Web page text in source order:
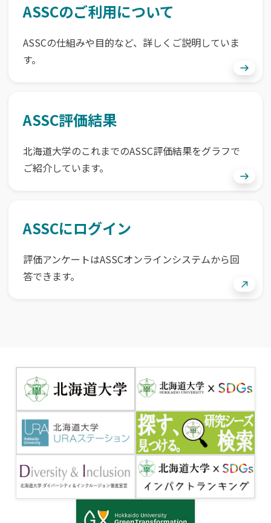
ASSCのご利用について
ASSCの仕組みや目的など、詳しくご説明していま
す。
ASSC評価結果
北海道大学のこれまでのASSC評価結果をグラフで
ご紹介しています。
ASSCにログイン
評価アンケートはASSCオンラインシステムから回
答できます。